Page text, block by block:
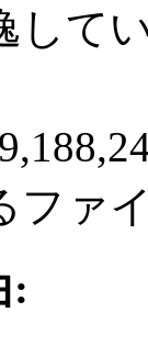
して
ファ
: